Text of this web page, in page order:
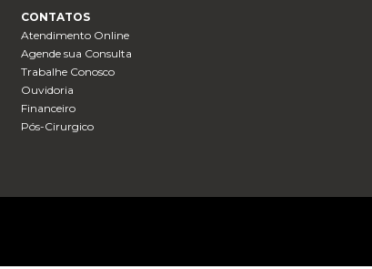
CONTATOS
Atendimento Online
Agende sua Consulta
Trabalhe Conosco
Ouvidoria
Financeiro
Pós-Cirurgico